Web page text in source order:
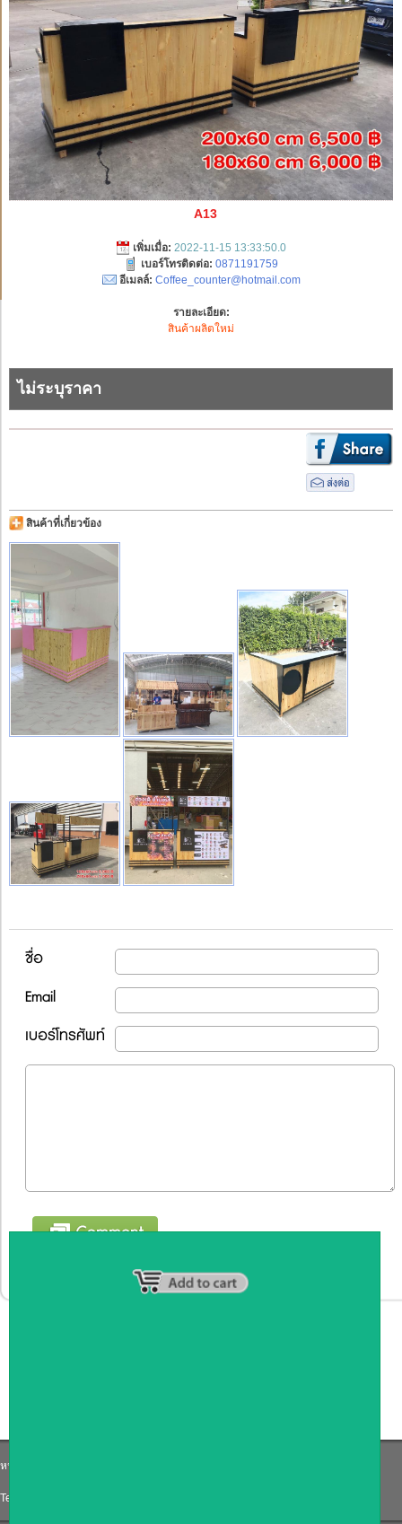
A13
เพิ่มเมื่อ: 2022-11-15 13:33:50.0
เบอร์โทรติดต่อ: 0871191759
อีเมลล์: Coffee_counter@hotmail.com
รายละเอียด:
สินค้าผลิตใหม่
ไม่ระบุราคา
สินค้าที่เกี่ยวข้อง
ชื่อ
Email
เบอร์โทรศัพท์
หน้าหลัก
Tel: 0871191759